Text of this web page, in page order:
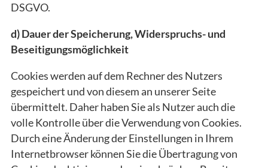
DSGVO.
d) Dauer der Speicherung, Widerspruchs- und
Beseitigungsmöglichkeit
Cookies werden auf dem Rechner des Nutzers
gespeichert und von diesem an unserer Seite
übermittelt. Daher haben Sie als Nutzer auch die
volle Kontrolle über die Verwendung von Cookies.
Durch eine Änderung der Einstellungen in Ihrem
Internetbrowser können Sie die Übertragung von